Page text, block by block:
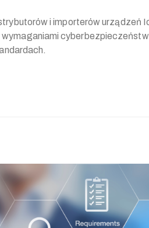
i importerów urządzeń